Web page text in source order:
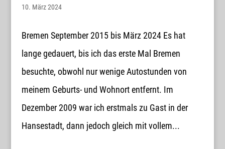
10. März 2024
Bremen September 2015 bis März 2024 Es hat
lange gedauert, bis ich das erste Mal Bremen
besuchte, obwohl nur wenige Autostunden von
meinem Geburts- und Wohnort entfernt. Im
Dezember 2009 war ich erstmals zu Gast in der
Hansestadt, dann jedoch gleich mit vollem...